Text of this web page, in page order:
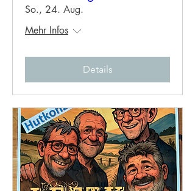
So., 24. Aug.
Mehr Infos
Details